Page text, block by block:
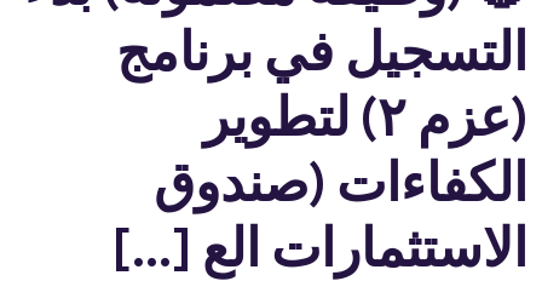
التسجيل في برنامج
(عزم ٢) لتطوير
الكفاءات (صندوق
الاستثمارات الع […]